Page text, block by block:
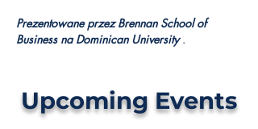
Prezentowane przez Brennan School of
Business na Dominican University.
Upcoming Events